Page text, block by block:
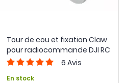
Tour de cou et fixation Claw
pour radiocommande DJI RC
/ RC 2 - LifThor
6 Avis
En stock